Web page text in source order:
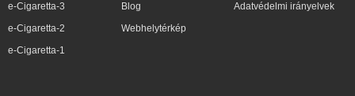
e-Cigaretta-3
e-Cigaretta-2
e-Cigaretta-1
Blog
Webhelytérkép
Adatvédelmi irányelvek